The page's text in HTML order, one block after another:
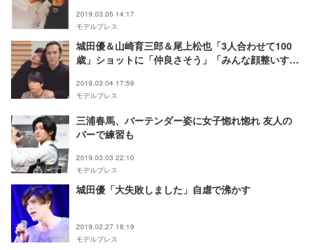
2019.03.05 14:17
モデルプレス
城田優＆山崎育三郎＆尾上松也「3人合わせて100
歳」ショットに「仲良さそう」「みんな顔整いす
2019.03.04 17:59
モデルプレス
三浦春馬、バーテンダー姿に女子惚れ惚れ 友人の
バーで練習も
2019.03.03 22:10
モデルプレス
城田優「大失敗しました」自虐で沸かす
2019.02.27 18:19
モデルプレス